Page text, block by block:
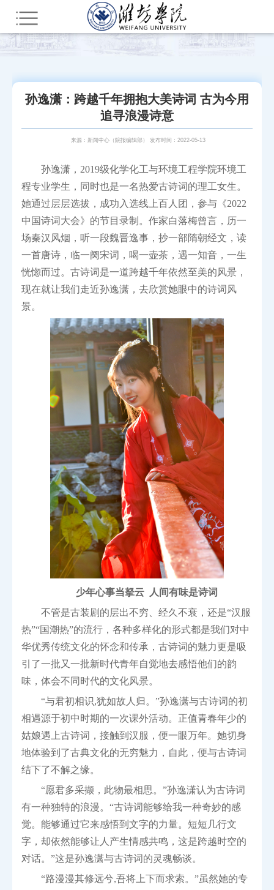
您所在的位置：首页 活力潍院 潍院人物
孙逸潇：跨越千年拥抱大美诗词 古为今用
追寻浪漫诗意
来源：新闻中心（院报编辑部） 发布时间：2022-05-13
孙逸潇，2019级化学化工与环境工程学院环境工
程专业学生，同时也是一名热爱古诗词的理工女生。
她通过层层选拔，成功入选线上百人团，参与《2022
中国诗词大会》的节目录制。作家白落梅曾言，历一
场秦汉风烟，听一段魏晋逸事，抄一部隋朝经文，读
一首唐诗，临一阕宋词，喝一壶茶，遇一知音，一生
恍惚而过。古诗词是一道跨越千年依然至美的风景，
现在就让我们走近孙逸潇，去欣赏她眼中的诗词风
景。
少年心事当拏云 人间有味是诗词
不管是古装剧的层出不穷、经久不衰，还是“汉服
热”“国潮热”的流行，各种多样化的形式都是我们对中
华优秀传统文化的怀念和传承，古诗词的魅力更是吸
引了一批又一批新时代青年自觉地去感悟他们的韵
味，体会不同时代的文化风景。
“与君初相识,犹如故人归。”孙逸潇与古诗词的初
相遇源于初中时期的一次课外活动。正值青春年少的
姑娘遇上古诗词，接触到汉服，便一眼万年。她切身
地体验到了古典文化的无穷魅力，自此，便与古诗词
结下了不解之缘。
“愿君多采撷，此物最相思。”孙逸潇认为古诗词
有一种独特的浪漫。“古诗词能够给我一种奇妙的感
觉。能够通过它来感悟到文字的力量。短短几行文
字，却依然能够让人产生情感共鸣，这是跨越时空的
对话。”这是孙逸潇与古诗词的灵魂畅谈。
“路漫漫其修远兮,吾将上下而求索。”虽然她的专